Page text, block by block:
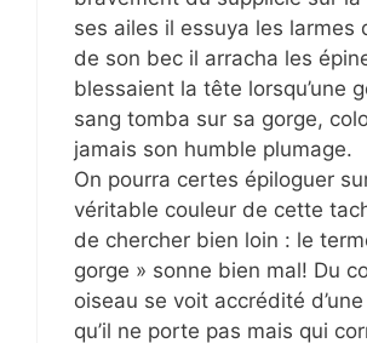
ses ailes il essuya les larmes
de son bec il arracha les
blessaient la tête lorsqu’une
sang tomba sur sa gorge,
jamais son humble plumage.
On pourra certes épiloguer
véritable couleur de cette
de chercher bien loin : le
gorge » sonne bien mal! Du
oiseau se voit accrédité
qu’il ne porte pas mais qui